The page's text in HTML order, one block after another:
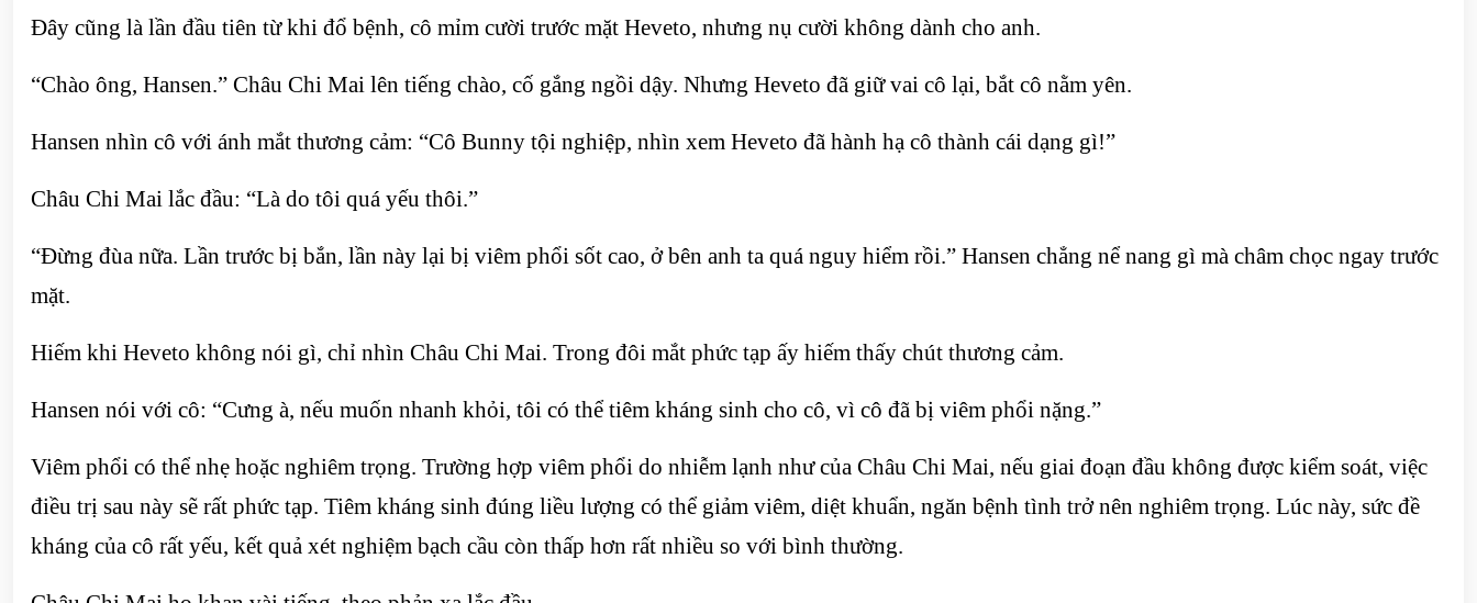
Đây cũng là lần đầu tiên từ khi đổ bệnh, cô mỉm cười trước mặt Heveto, nhưng nụ cười không dành cho anh.
“Chào ông, Hansen.” Châu Chi Mai lên tiếng chào, cố gắng ngồi dậy. Nhưng Heveto đã giữ vai cô lại, bắt cô nằm yên.
Hansen nhìn cô với ánh mắt thương cảm: “Cô Bunny tội nghiệp, nhìn xem Heveto đã hành hạ cô thành cái dạng gì!”
Châu Chi Mai lắc đầu: “Là do tôi quá yếu thôi.”
“Đừng đùa nữa. Lần trước bị bắn, lần này lại bị viêm phổi sốt cao, ở bên anh ta quá nguy hiểm rồi.” Hansen chẳng nể nang gì mà châm chọc ngay trước
mặt.
Hiếm khi Heveto không nói gì, chỉ nhìn Châu Chi Mai. Trong đôi mắt phức tạp ấy hiếm thấy chút thương cảm.
Hansen nói với cô: “Cưng à, nếu muốn nhanh khỏi, tôi có thể tiêm kháng sinh cho cô, vì cô đã bị viêm phổi nặng.”
Viêm phổi có thể nhẹ hoặc nghiêm trọng. Trường hợp viêm phổi do nhiễm lạnh như của Châu Chi Mai, nếu giai đoạn đầu không được kiểm soát, việc
điều trị sau này sẽ rất phức tạp. Tiêm kháng sinh đúng liều lượng có thể giảm viêm, diệt khuẩn, ngăn bệnh tình trở nên nghiêm trọng. Lúc này, sức đề
kháng của cô rất yếu, kết quả xét nghiệm bạch cầu còn thấp hơn rất nhiều so với bình thường.